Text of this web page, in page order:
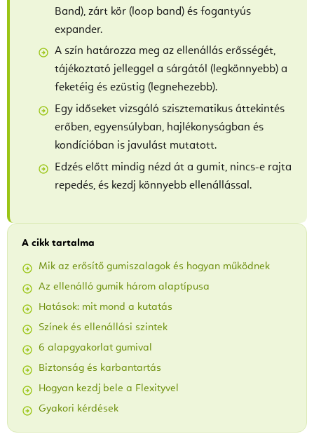
Band), zárt kör (loop band) és fogantyús
expander.
A szín határozza meg az ellenállás erősségét,
tájékoztató jelleggel a sárgától (legkönnyebb) a
feketéig és ezüstig (legnehezebb).
Egy időseket vizsgáló szisztematikus áttekintés
erőben, egyensúlyban, hajlékonyságban és
kondícióban is javulást mutatott.
Edzés előtt mindig nézd át a gumit, nincs-e rajta
repedés, és kezdj könnyebb ellenállással.
A cikk tartalma
Mik az erősítő gumiszalagok és hogyan működnek
Az ellenálló gumik három alaptípusa
Hatások: mit mond a kutatás
Színek és ellenállási szintek
6 alapgyakorlat gumival
Biztonság és karbantartás
Hogyan kezdj bele a Flexityvel
Gyakori kérdések